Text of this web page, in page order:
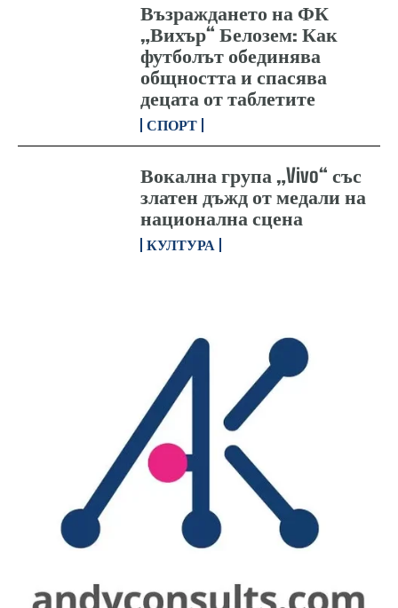
Възраждането на ФК
„Вихър“ Белозем: Как
футболът обединява
общността и спасява
децата от таблетите
СПОРТ
Вокална група „Vivo“ със
златен дъжд от медали на
национална сцена
КУЛТУРА